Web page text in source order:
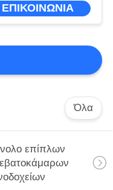
ΕΠΙΚΟΙΝΩΝΙΑ
Όλα
επίπλων